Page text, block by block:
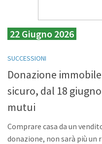
22 Giugno 2026
SUCCESSIONI
Donazione
sicuro, dal 18
mutui
Comprare casa da un
donazione, non sarà più un